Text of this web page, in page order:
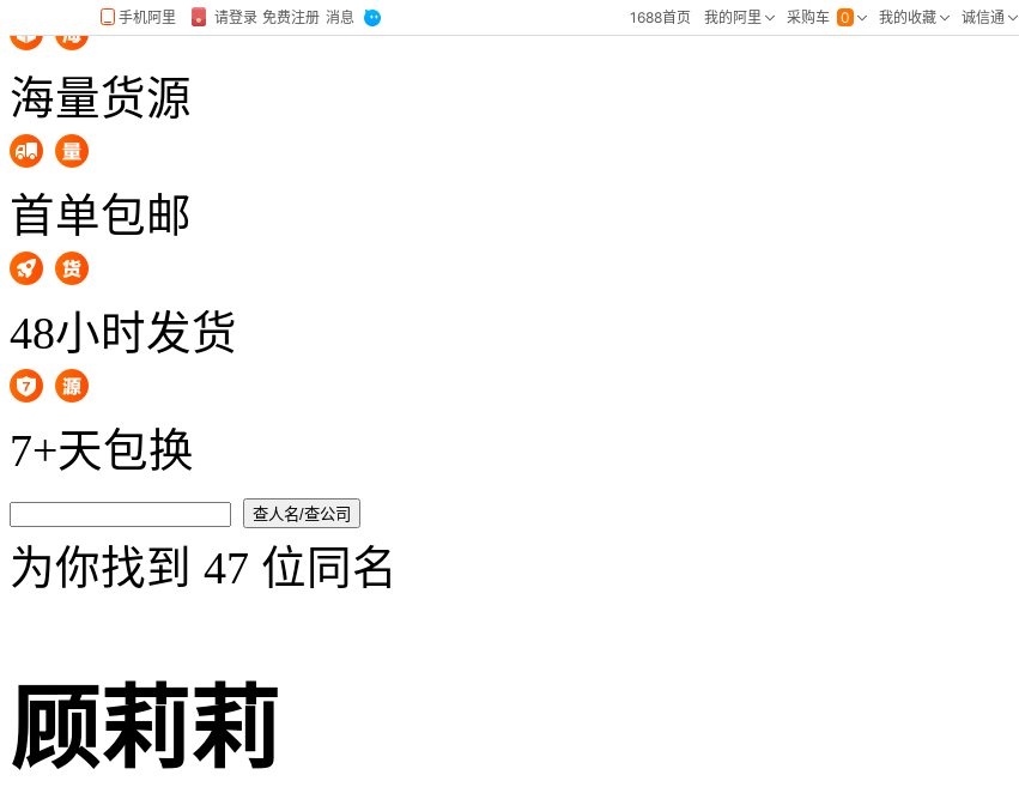
海量货源
首单包邮
48小时发货
7+天包换
查人名/查公司
为你找到 47 位同名
顾莉莉